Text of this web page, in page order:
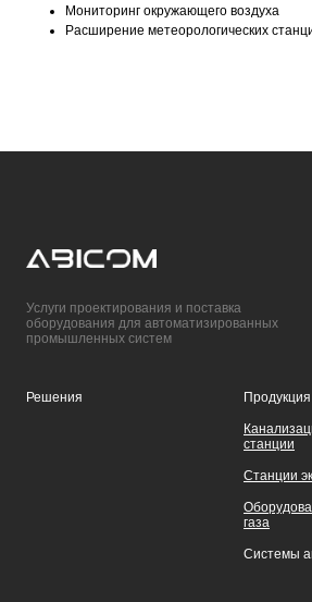
Мониторинг окружающего воздуха
Расширение метеорологических
Услуги проектирования и поставка
оборудования для автоматизированных
промышленных систем
Решения Продукция
станции
Станции
газа
Системы